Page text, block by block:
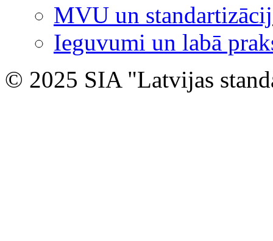
MVU un
Ieguvumi un labā
© 2025 SIA "Latvijas